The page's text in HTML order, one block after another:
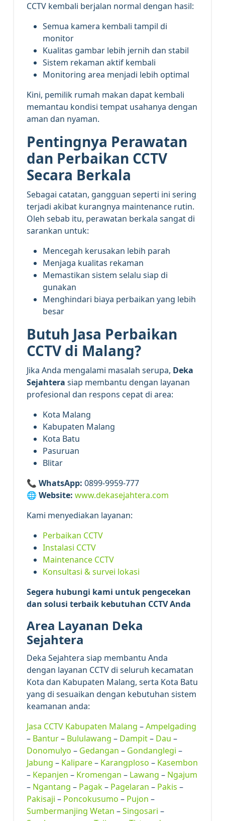
CCTV kembali berjalan normal dengan hasil:
Semua kamera kembali tampil di
monitor
Kualitas gambar lebih jernih dan stabil
Sistem rekaman aktif kembali
Monitoring area menjadi lebih optimal
Kini, pemilik rumah makan dapat kembali
memantau kondisi tempat usahanya dengan
aman dan nyaman.
Pentingnya Perawatan
dan Perbaikan CCTV
Secara Berkala
Sebagai catatan, gangguan seperti ini sering
terjadi akibat kurangnya maintenance rutin.
Oleh sebab itu, perawatan berkala sangat di
sarankan untuk:
Mencegah kerusakan lebih parah
Menjaga kualitas rekaman
Memastikan sistem selalu siap di
gunakan
Menghindari biaya perbaikan yang lebih
besar
Butuh Jasa Perbaikan
CCTV di Malang?
Jika Anda mengalami masalah serupa, Deka
Sejahtera siap membantu dengan layanan
profesional dan respons cepat di area:
Kota Malang
Kabupaten Malang
Kota Batu
Pasuruan
Blitar
📞 WhatsApp: 0899-9959-777
🌐 Website: www.dekasejahtera.com
Kami menyediakan layanan:
Perbaikan CCTV
Instalasi CCTV
Maintenance CCTV
Konsultasi & survei lokasi
Segera hubungi kami untuk pengecekan
dan solusi terbaik kebutuhan CCTV Anda
Area Layanan Deka
Sejahtera
Deka Sejahtera siap membantu Anda
dengan layanan CCTV di seluruh kecamatan
Kota dan Kabupaten Malang, serta Kota Batu
yang di sesuaikan dengan kebutuhan sistem
keamanan anda:
Jasa CCTV Kabupaten Malang –Ampelgading
– Bantur– Bululawang – Dampit– Dau –
Donomulyo – Gedangan – Gondanglegi –
Jabung – Kalipare– Karangploso – Kasembon
– Kepanjen – Kromengan – Lawang – Ngajum
– Ngantang – Pagak– Pagelaran – Pakis –
Pakisaji – Poncokusumo – Pujon –
Sumbermanjing Wetan –Singosari –